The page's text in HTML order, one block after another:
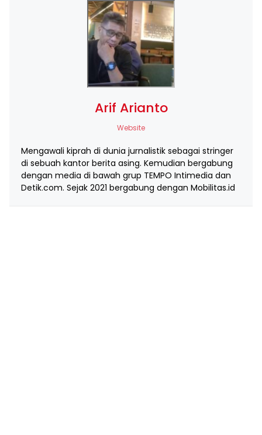
Arif Arianto
Website
Mengawali kiprah di dunia jurnalistik sebagai stringer
di sebuah kantor berita asing. Kemudian bergabung
dengan media di bawah grup TEMPO Intimedia dan
Detik.com. Sejak 2021 bergabung dengan Mobilitas.id